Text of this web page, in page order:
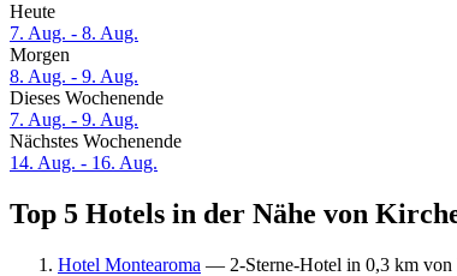
Heute
7. Aug. - 8. Aug.
Morgen
8. Aug. - 9. Aug.
Dieses Wochenende
7. Aug. - 9. Aug.
Nächstes Wochenende
14. Aug. - 16. Aug.
Top 5 Hotels in der Nähe von
Hotel Montearoma — 2-Sterne-Hotel in 0,3 km von